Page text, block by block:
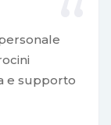
e supporto